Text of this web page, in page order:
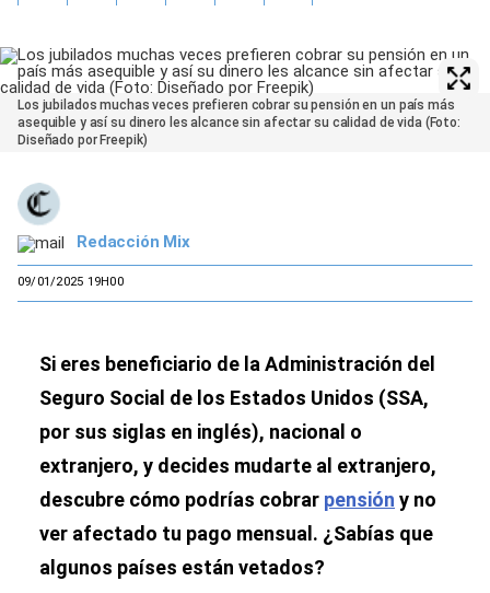
Los jubilados muchas veces prefieren cobrar su pensión en un país más
asequible y así su dinero les alcance sin afectar su calidad de vida (Foto:
Diseñado por Freepik)
Redacción Mix
09/01/2025 19H00
Si eres beneficiario de la Administración del
Seguro Social de los Estados Unidos (SSA,
por sus siglas en inglés), nacional o
extranjero, y decides mudarte al extranjero,
descubre cómo podrías cobrar pensión y no
ver afectado tu pago mensual. ¿Sabías que
algunos países están vetados?